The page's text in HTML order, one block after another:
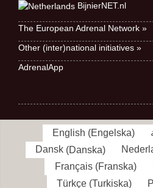
BijnierNET.nl
The European Adrenal Network »
Other (inter)national initiatives »
AdrenalApp
English (Engelska)
Dansk (Danska)
Français(Franska)
Türkçe (Turkiska)